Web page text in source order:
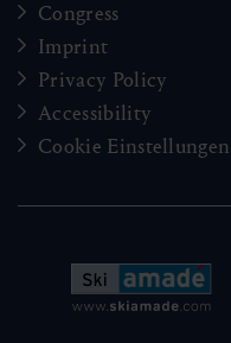
Congress
Imprint
Privacy Policy
Accessibility
Cookie Einstellungen